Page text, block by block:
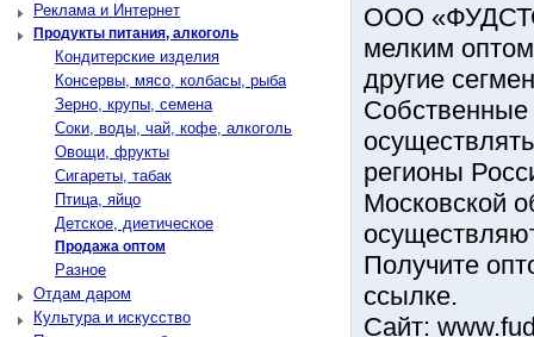
Реклама и Интернет
Продукты питания, алкоголь
Кондитерские изделия
Консервы, мясо, колбасы, рыба
Зерно, крупы, семена
Соки, воды, чай, кофе, алкоголь
Овощи, фрукты
Сигареты, табак
Птица, яйцо
Детское, диетическое
Продажа оптом
Разное
Отдам даром
Культура и искусство
ООО
мелким
другие
Собственные
регионы
Московской
Получите
ссылке.
Сайт: